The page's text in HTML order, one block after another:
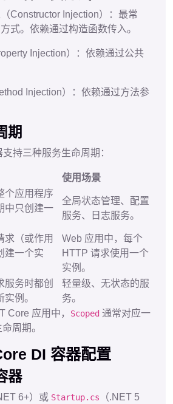
Constructor Injection）：最常
式。依赖通过构造函数传入。
Injection）：依赖通过公共
Injection）：依赖通过方法参
期
持三种服务生命周期：
使用场景
个应用程序
中只创建一
全局状态管理、配置
服务、日志服务。
求（或作用
建一个实
Web 应用中，每个
HTTP 请求使用一个
实例。
服务时都创
实例。
轻量级、无状态的服
务。
Core 应用中， Scoped 通常对应一
周期。
DI 容器配置
器
6+）或 Startup.cs （.NET 5